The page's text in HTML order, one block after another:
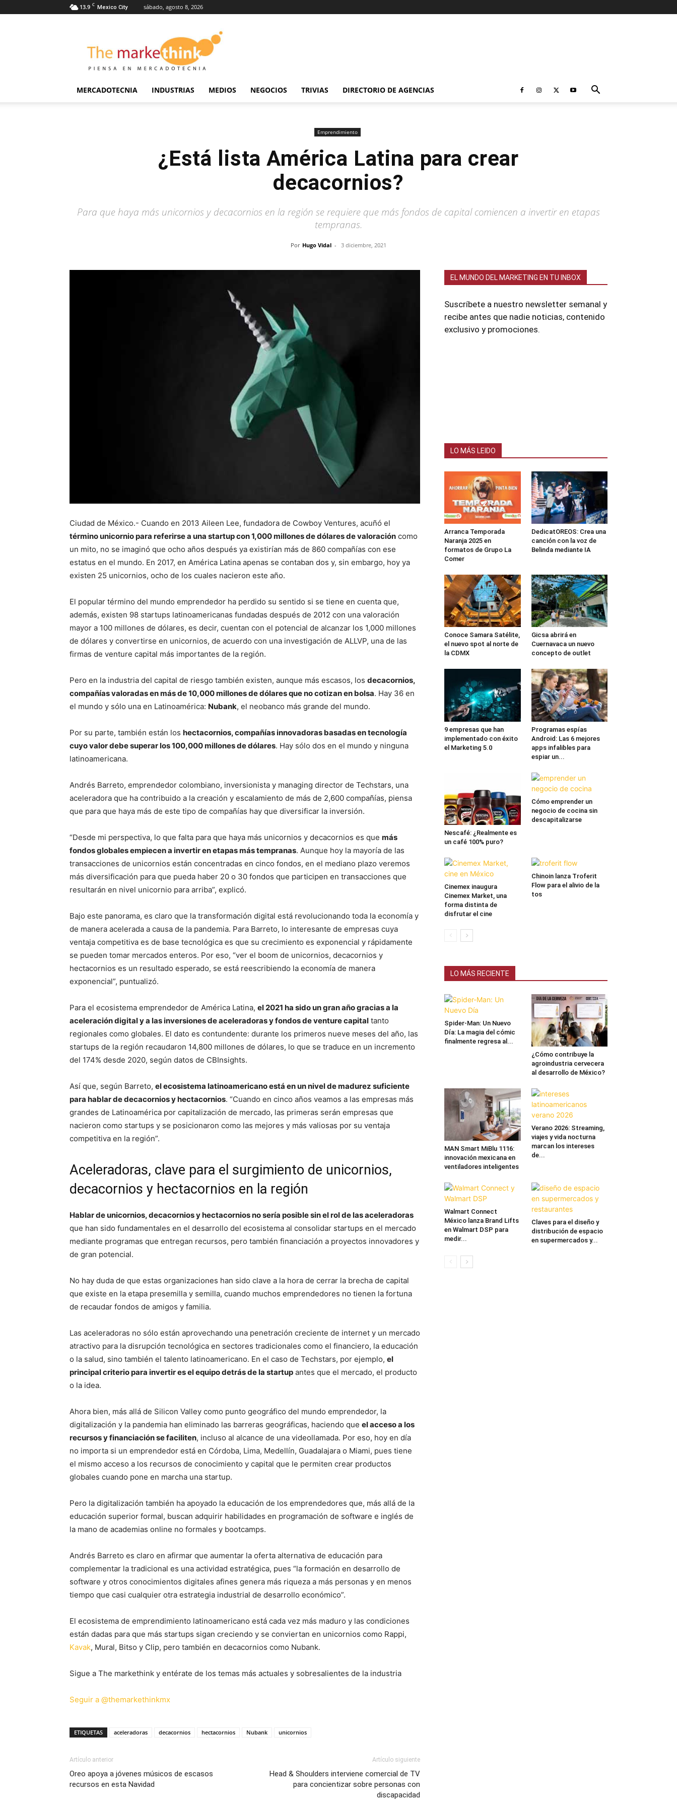
13.9 C Mexico City sábado, agosto 8, 2026
Markethink
MERCADOTECNIA INDUSTRIAS MEDIOS NEGOCIOS TRIVIAS DIRECTORIO DE AGENCIAS
Emprendimiento
¿Está lista América Latina para crear
decacornios?
Para que haya más unicornios y decacornios en la región se requiere que más fondos de capital comiencen a invertir en etapas
tempranas.
Por Hugo Vidal - 3 diciembre, 2021
Ciudad de México.- Cuando en 2013 Aileen Lee, fundadora de Cowboy Ventures, acuñó el
término unicornio para referirse a una startup con 1,000 millones de dólares de valoración como
un mito, no se imaginó que ocho años después ya existirían más de 860 compañías con ese
estatus en el mundo. En 2017, en América Latina apenas se contaban dos y, sin embargo, hoy ya
existen 25 unicornios, ocho de los cuales nacieron este año.
El popular término del mundo emprendedor ha perdido su sentido si se tiene en cuenta que,
además, existen 98 startups latinoamericanas fundadas después de 2012 con una valoración
mayor a 100 millones de dólares, es decir, cuentan con el potencial de alcanzar los 1,000 millones
de dólares y convertirse en unicornios, de acuerdo con una investigación de ALLVP, una de las
firmas de venture capital más importantes de la región.
Pero en la industria del capital de riesgo también existen, aunque más escasos, los decacornios,
compañías valoradas en más de 10,000 millones de dólares que no cotizan en bolsa. Hay 36 en
el mundo y sólo una en Latinoamérica: Nubank, el neobanco más grande del mundo.
Por su parte, también están los hectacornios, compañías innovadoras basadas en tecnología
cuyo valor debe superar los 100,000 millones de dólares. Hay sólo dos en el mundo y ninguna
latinoamericana.
Andrés Barreto, emprendedor colombiano, inversionista y managing director de Techstars, una
aceleradora que ha contribuido a la creación y escalamiento de más de 2,600 compañías, piensa
que para que haya más de este tipo de compañías hay que diversificar la inversión.
“Desde mi perspectiva, lo que falta para que haya más unicornios y decacornios es que más
fondos globales empiecen a invertir en etapas más tempranas. Aunque hoy la mayoría de las
transacciones de unicornios están concentradas en cinco fondos, en el mediano plazo veremos
más diversificación para que pueda haber 20 o 30 fondos que participen en transacciones que
resultarán en nivel unicornio para arriba”, explicó.
Bajo este panorama, es claro que la transformación digital está revolucionando toda la economía y
de manera acelerada a causa de la pandemia. Para Barreto, lo interesante de empresas cuya
ventaja competitiva es de base tecnológica es que su crecimiento es exponencial y rápidamente
se pueden tomar mercados enteros. Por eso, “ver el boom de unicornios, decacornios y
hectacornios es un resultado esperado, se está reescribiendo la economía de manera
exponencial”, puntualizó.
Para el ecosistema emprendedor de América Latina, el 2021 ha sido un gran año gracias a la
aceleración digital y a las inversiones de aceleradoras y fondos de venture capital tanto
regionales como globales. El dato es contundente: durante los primeros nueve meses del año, las
startups de la región recaudaron 14,800 millones de dólares, lo que se traduce en un incremento
del 174% desde 2020, según datos de CBInsights.
Así que, según Barreto, el ecosistema latinoamericano está en un nivel de madurez suficiente
para hablar de decacornios y hectacornios. “Cuando en cinco años veamos a las empresas más
grandes de Latinoamérica por capitalización de mercado, las primeras serán empresas que
nacieron como startups y se posicionaron como las mejores y más valiosas por su ventaja
competitiva en la región”.
Aceleradoras, clave para el surgimiento de unicornios,
decacornios y hectacornios en la región
Hablar de unicornios, decacornios y hectacornios no sería posible sin el rol de las aceleradoras
que han sido fundamentales en el desarrollo del ecosistema al consolidar startups en el mercado
mediante programas que entregan recursos, pero también financiación a proyectos innovadores y
de gran potencial.
No hay duda de que estas organizaciones han sido clave a la hora de cerrar la brecha de capital
que existe en la etapa presemilla y semilla, cuando muchos emprendedores no tienen la fortuna
de recaudar fondos de amigos y familia.
Las aceleradoras no sólo están aprovechando una penetración creciente de internet y un mercado
atractivo para la disrupción tecnológica en sectores tradicionales como el financiero, la educación
o la salud, sino también el talento latinoamericano. En el caso de Techstars, por ejemplo, el
principal criterio para invertir es el equipo detrás de la startup antes que el mercado, el producto
o la idea.
Ahora bien, más allá de Silicon Valley como punto geográfico del mundo emprendedor, la
digitalización y la pandemia han eliminado las barreras geográficas, haciendo que el acceso a los
recursos y financiación se faciliten, incluso al alcance de una videollamada. Por eso, hoy en día
no importa si un emprendedor está en Córdoba, Lima, Medellín, Guadalajara o Miami, pues tiene
el mismo acceso a los recursos de conocimiento y capital que le permiten crear productos
globales cuando pone en marcha una startup.
Pero la digitalización también ha apoyado la educación de los emprendedores que, más allá de la
educación superior formal, buscan adquirir habilidades en programación de software e inglés de
la mano de academias online no formales y bootcamps.
Andrés Barreto es claro en afirmar que aumentar la oferta alternativa de educación para
complementar la tradicional es una actividad estratégica, pues “la formación en desarrollo de
software y otros conocimientos digitales afines genera más riqueza a más personas y en menos
tiempo que casi cualquier otra estrategia industrial de desarrollo económico”.
El ecosistema de emprendimiento latinoamericano está cada vez más maduro y las condiciones
están dadas para que más startups sigan creciendo y se conviertan en unicornios como Rappi,
Kavak, Mural, Bitso y Clip, pero también en decacornios como Nubank.
Sigue a The markethink y entérate de los temas más actuales y sobresalientes de la industria
Seguir a @themarkethinkmx
ETIQUETAS aceleradoras decacornios hectacornios Nubank unicornios
Artículo anterior
Oreo apoya a jóvenes músicos de escasos
recursos en esta Navidad
Artículo siguiente
Head & Shoulders interviene comercial de TV
para concientizar sobre personas con
discapacidad
EL MUNDO DEL MARKETING EN TU INBOX
Suscríbete a nuestro newsletter semanal y
recibe antes que nadie noticias, contenido
exclusivo y promociones.
LO MÁS LEIDO
Arranca Temporada
Naranja 2025 en
formatos de Grupo La
Comer
DedicatOREOS: Crea una
canción con la voz de
Belinda mediante IA
Conoce Samara Satélite,
el nuevo spot al norte de
la CDMX
Gicsa abrirá en
Cuernavaca un nuevo
concepto de outlet
9 empresas que han
implementado con éxito
el Marketing 5.0
Programas espías
Android: Las 6 mejores
apps infalibles para
espiar un...
Nescafé: ¿Realmente es
un café 100% puro?
Cómo emprender un
negocio de cocina sin
descapitalizarse
Cinemex inaugura
Cinemex Market, una
forma distinta de
disfrutar el cine
Chinoin lanza Troferit
Flow para el alivio de la
tos
LO MÁS RECIENTE
Spider-Man: Un Nuevo
Día: La magia del cómic
finalmente regresa al...
¿Cómo contribuye la
agroindustria cervecera
al desarrollo de México?
MAN Smart MiBlu 1116:
innovación mexicana en
ventiladores inteligentes
Verano 2026: Streaming,
viajes y vida nocturna
marcan los intereses
de...
Walmart Connect
México lanza Brand Lifts
en Walmart DSP para
medir...
Claves para el diseño y
distribución de espacio
en supermercados y...